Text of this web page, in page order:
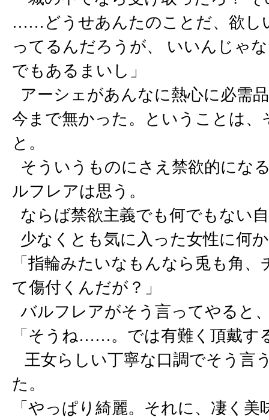
……どうせあんたのことだ、欲し
ってるんだろうが、 いいんじゃ
でもあるまいし」
アーシェがあんなに熱心に必需
今まで無かった。ということは
と。
そういうものにさえ禁欲的にな
ルフレアは思う。
ならば禁欲主義でも何でもない
少なくとも気に入った女性に何
「指輪みたいなもんなら兎も角
て傷付くんだが？」
バルフレアがそう言ってやると
「そうね……。では有難く頂戴す
王女らしい丁寧な口調でそう言
た。
「やっぱり綺麗。それに、凄く美